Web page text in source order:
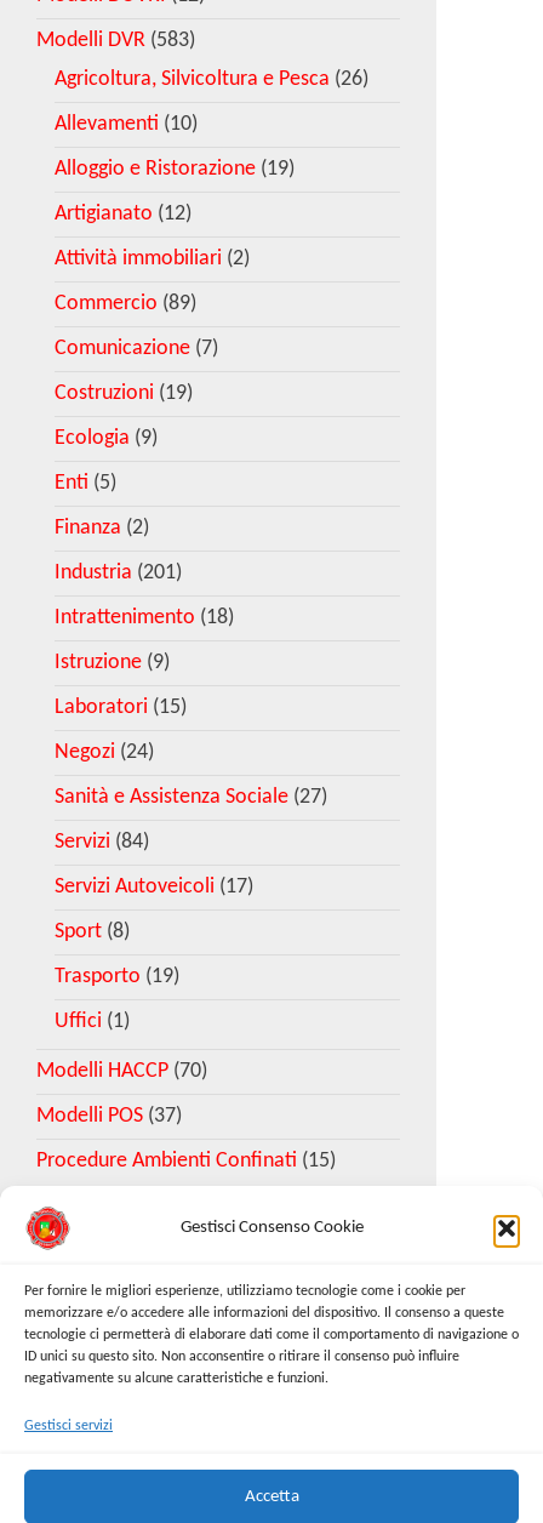
Gestisci Consenso Cookie
Per fornire le migliori esperienze, utilizziamo tecnologie come i cookie per
memorizzare e/o accedere alle informazioni del dispositivo. Il consenso a queste
tecnologie ci permetterà di elaborare dati come il comportamento di navigazione o
ID unici su questo sito. Non acconsentire o ritirare il consenso può influire
negativamente su alcune caratteristiche e funzioni.
Gestisci servizi
Accetta
Modelli DVR (583)
Agricoltura, Silvicoltura e Pesca (26)
Allevamenti (10)
Alloggio e Ristorazione (19)
Artigianato (12)
Attività immobiliari (2)
Commercio (89)
Comunicazione (7)
Costruzioni (19)
Ecologia (9)
Enti (5)
Finanza (2)
Industria (201)
Intrattenimento (18)
Istruzione (9)
Laboratori (15)
Negozi (24)
Sanità e Assistenza Sociale (27)
Servizi (84)
Servizi Autoveicoli (17)
Sport (8)
Trasporto (19)
Uffici (1)
Modelli HACCP (70)
Modelli POS (37)
Procedure Ambienti Confinati (15)
Richiedi Modello